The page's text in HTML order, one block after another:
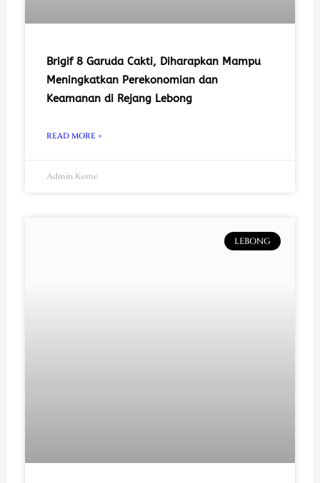
Brigif 8 Garuda Cakti, Diharapkan Mampu
Meningkatkan Perekonomian dan
Keamanan di Rejang Lebong
READ MORE »
Admin Keme
LEBONG